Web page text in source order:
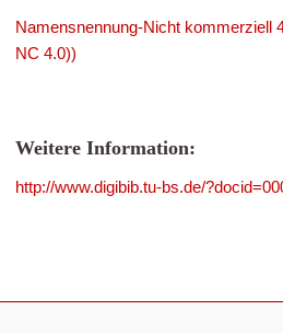
Namensnennung-Nicht kommerziell
NC 4.0))
Weitere Information:
http://www.digibib.tu-bs.de/